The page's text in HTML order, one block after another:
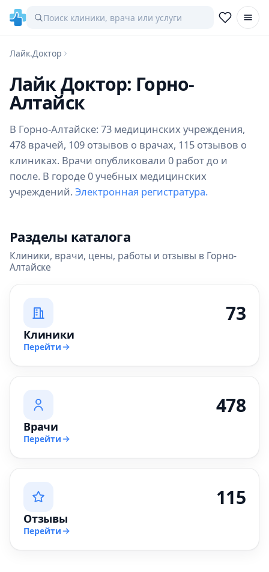
Лайк.Доктор
Лайк Доктор: Горно-
Алтайск
В Горно-Алтайске: 73 медицинских учреждения,
478 врачей, 109 отзывов о врачах, 115 отзывов о
клиниках. Врачи опубликовали 0 работ до и
после. В городе 0 учебных медицинских
учреждений. Электронная регистратура.
Разделы каталога
Клиники, врачи, цены, работы и отзывы в Горно-
Алтайске
73
Клиники
Перейти
478
Врачи
Перейти
115
Отзывы
Перейти